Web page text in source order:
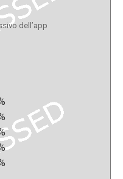
una
un proprio sito Web.
dell’app